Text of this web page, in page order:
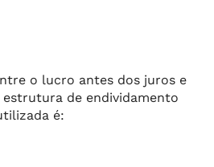
o lucro antes dos juros e
de endividamento
é: